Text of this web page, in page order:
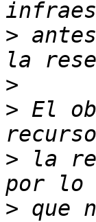
>
>
> El
> la
> que